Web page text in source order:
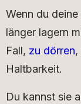
Wenn du
länger lagern
Fall, zu dörren,
Haltbarkeit.
Du kannst sie